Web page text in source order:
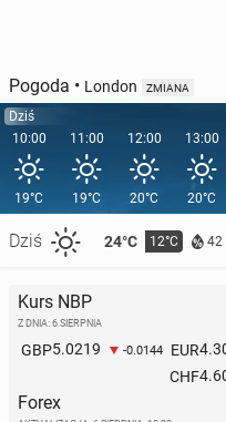
Pogoda • London ZMIANA
Dziś
10:00
19°C
Dziś 24°C 12°C 42
11:00
19°C
12:00
20°C
13:00
20°C
Kurs NBP
Z DNIA: 6 SIERPNIA
GBP5.0219 -0.0144 EUR
CHF
Forex